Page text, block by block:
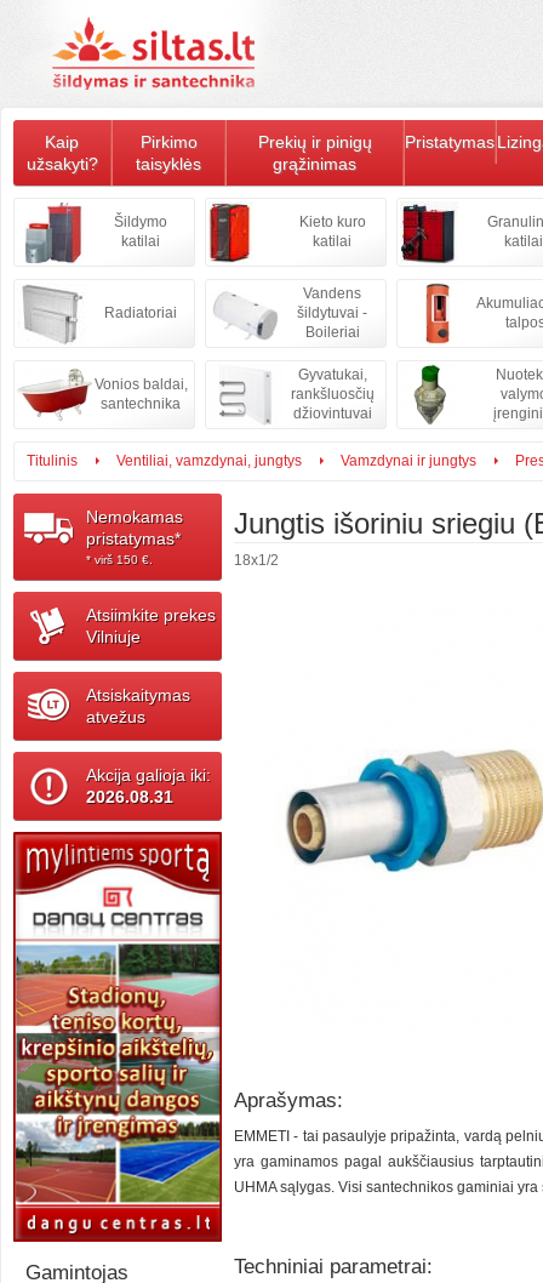
Kaip
užsakyti?
Pirkimo
taisyklės
Prekių ir pinigų
grąžinimas
Pristatymas
Šildymo
katilai
Kieto kuro
katilai
katilai
Radiatoriai
Vandens
šildytuvai -
Boileriai
Vonios baldai,
santechnika
Gyvatukai,
rankšluosčių
džiovintuvai
Titulinis Ventiliai, vamzdynai, jungtys Vamzdynai ir jungtys
Nemokamas
pristatymas*
* virš 150 ‎€.
Atsiimkite prekes
Vilniuje
Atsiskaitymas
atvežus
Akcija galioja iki:
2026.08.31
Gamintojas
Jungtis išoriniu sriegiu
18x1/2
Aprašymas:
EMMETI - tai pasaulyje pripažinta, vardą
yra gaminamos pagal aukščiausius
UHMA sąlygas. Visi santechnikos gaminiai
Techniniai parametrai: